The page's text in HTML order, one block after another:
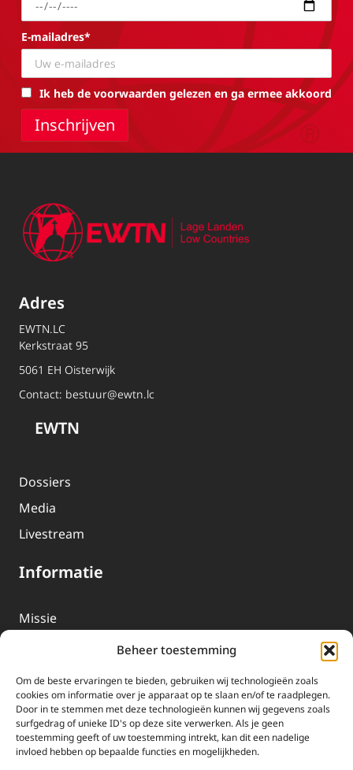
Beheer toestemming
Om de beste ervaringen te bieden, gebruiken wij technologieën zoals
cookies om informatie over je apparaat op te slaan en/of te raadplegen.
Door in te stemmen met deze technologieën kunnen wij gegevens zoals
surfgedrag of unieke ID's op deze site verwerken. Als je geen
toestemming geeft of uw toestemming intrekt, kan dit een nadelige
invloed hebben op bepaalde functies en mogelijkheden.
E-mailadres*
Ik heb de voorwaarden gelezen en ga ermee akkoord
Adres
EWTN.LC
Kerkstraat 95
5061 EH Oisterwijk
Contact: bestuur@ewtn.lc
EWTN
Dossiers
Media
Livestream
Informatie
Missie
EWTN-Team
Organisatiegegevens
Doneren